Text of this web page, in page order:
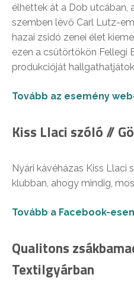
élhettek át a Dob utcában,
szemben lévő Carl Lutz-
hazai zsidó zenei élet
ezen a csütörtökön Fellegi
produkcióját
Tovább az esemény
Kiss Llaci szóló //
Nyári kávéházas Kiss Llaci
klubban, ahogy mindig,
Tovább a Facebook-
Qualitons
Textilgyárban